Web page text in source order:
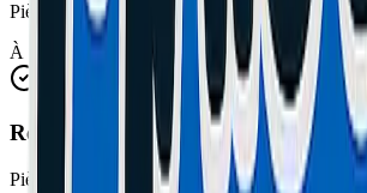
Pièces et main d'œuvre incluses
À partir de 25€
Remplacement vitre arrière
Pièces et main d'œuvre incluses